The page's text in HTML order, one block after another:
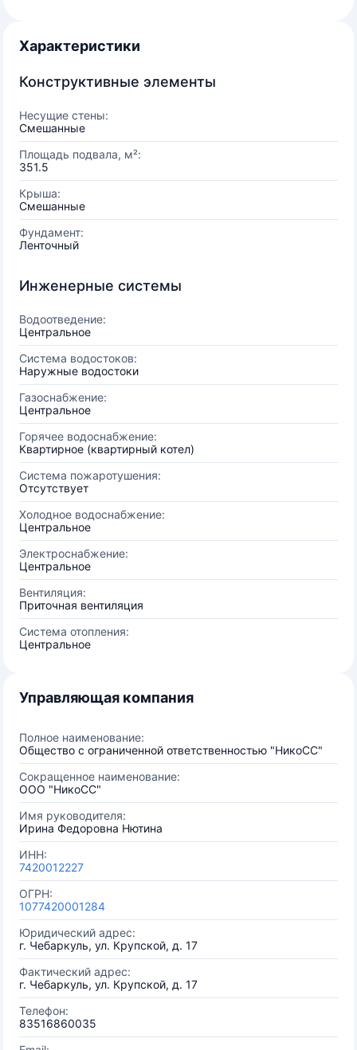
Характеристики
Конструктивные элементы
Несущие стены:
Смешанные
Площадь подвала, м²:
351.5
Крыша:
Смешанные
Фундамент:
Ленточный
Инженерные системы
Водоотведение:
Центральное
Система водостоков:
Наружные водостоки
Газоснабжение:
Центральное
Горячее водоснабжение:
Квартирное (квартирный котел)
Система пожаротушения:
Отсутствует
Холодное водоснабжение:
Центральное
Электроснабжение:
Центральное
Вентиляция:
Приточная вентиляция
Система отопления:
Центральное
Управляющая компания
Полное наименование:
Общество с ограниченной ответственностью "НикоСС"
Сокращенное наименование:
ООО "НикоСС"
Имя руководителя:
Ирина Федоровна Нютина
ИНН:
7420012227
ОГРН:
1077420001284
Юридический адрес:
г. Чебаркуль, ул. Крупской, д. 17
Фактический адрес:
г. Чебаркуль, ул. Крупской, д. 17
Телефон:
83516860035